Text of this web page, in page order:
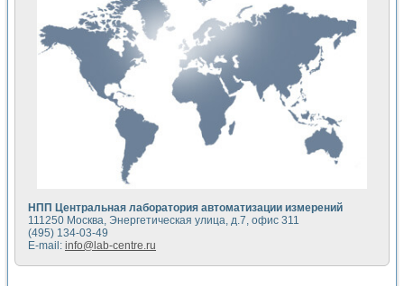
Применение среды LabVIEW для построения картины
Портативная система для определения показателей
Использование LabVIEW для управления источником
Устройство для снятия вольт-амперных характеристик
Передовые научные технологии: нано-, фемто-,
Автоматизированная установка по измерению временных
Автоматизированный лабораторный комплекс на базе
Визуализация моделирования и оптимизации тепловой
Виртуальный прибор для исследования функциональных
Исследование возможности создания экономичного
Исследование кинетики движения макрочастиц в
Метод прогнозирования свойств дисперсных продуктов
Недорогая система управления сверхпроводящим
Применение технологий NI в курсе экспериментальной
Расчет переноса аэрозоля и выпадения осадка в
НПП Центральная лаборатория автоматизации измерений
111250 Москва, Энергетическая улица, д.7, офис 311
(495) 134-03-49
E-mail: info@lab-centre.ru